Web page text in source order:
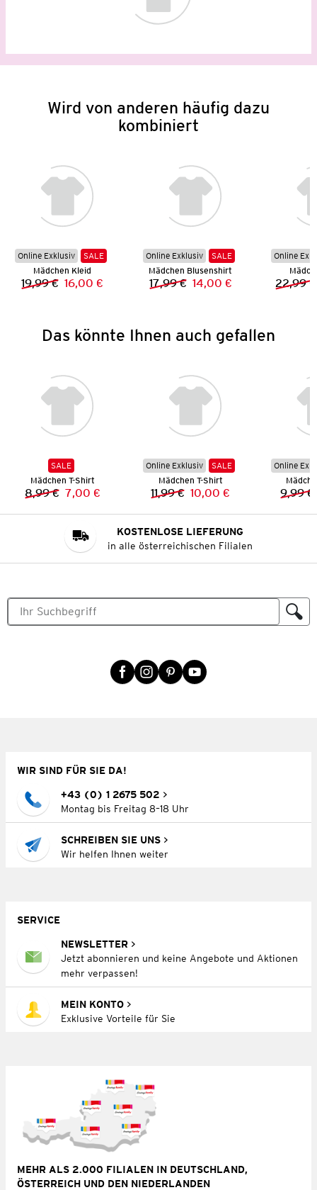
Wird von anderen häufig dazu
kombiniert
Online Exklusiv
SALE
Mädchen Kleid
Vorheriger Preis:
19,99 € Neuer Preis:
16,00 €
Online Exklusiv
SALE
Mädchen Blusenshirt
Vorheriger Preis:
17,99 € Neuer Preis:
14,00 €
Online
22,99 €
Das könnte Ihnen auch gefallen
SALE
Mädchen T-Shirt
Vorheriger Preis:
8,99 € Neuer Preis:
7,00 €
Online Exklusiv
SALE
Mädchen T-Shirt
Vorheriger Preis:
11,99 € Neuer Preis:
10,00 €
Online
9,99 €
KOSTENLOSE LIEFERUNG
in alle österreichischen Filialen
WIR SIND FÜR SIE DA!
+43 (0) 1 2675 502
Montag bis Freitag 8–18 Uhr
SCHREIBEN SIE UNS
Wir helfen Ihnen weiter
SERVICE
NEWSLETTER
Jetzt abonnieren und keine Angebote und Aktionen
mehr verpassen!
MEIN KONTO
Exklusive Vorteile für Sie
MEHR ALS 2.000 FILIALEN IN DEUTSCHLAND,
ÖSTERREICH UND DEN NIEDERLANDEN